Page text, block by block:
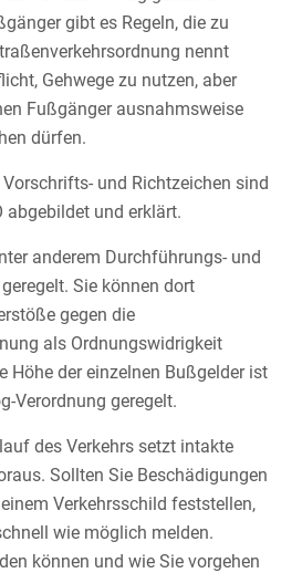
gibt es Regeln, die zu
nennt
Gehwege zu nutzen, aber
Fußgänger ausnahmsweise
dürfen.
Vorschrifts- und Richtzeichen sind
abgebildet und erklärt.
anderem Durchführungs- und
Sie können dort
gegen die
als Ordnungswidrigkeit
Höhe der einzelnen Bußgelder ist
Verordnung geregelt.
des Verkehrs setzt intakte
Sollten Sie Beschädigungen
Verkehrsschild feststellen,
wie möglich melden.
können und wie Sie vorgehen